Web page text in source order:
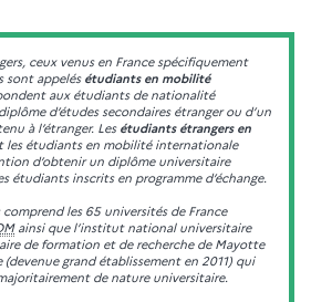
ceux venus en France spécifiquement
sont appelés étudiants en mobilité
aux étudiants de nationalité
d’études secondaires étranger ou d’un
à l’étranger. Les étudiants étrangers en
les étudiants en mobilité internationale
d’obtenir un diplôme universitaire
étudiants inscrits en programme d’échange.
les 65 universités de France
ainsi que l’institut national universitaire
de formation et de recherche de Mayotte
(devenue grand établissement en 2011) qui
de nature universitaire.